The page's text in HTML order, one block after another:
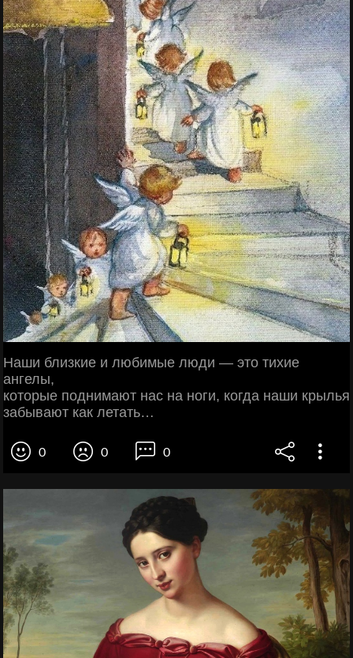
Наши близкие и любимые люди — это тихие
ангелы,
которые поднимают нас на ноги, когда наши крылья
забывают как летать…
0 0 0